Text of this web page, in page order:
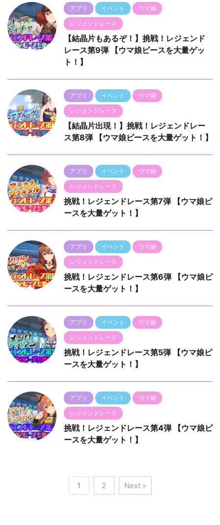
アプリ イベント ウマ娘
レジェンドレース
【結晶片もあるぞ！】挑戦！レジェンド
レース第9弾 【ウマ娘ピースを大量ゲッ
ト！】
アプリ イベント ウマ娘
レジェンドレース
【結晶片出現！】挑戦！レジェンドレー
ス第8弾 【ウマ娘ピースを大量ゲット！】
アプリ イベント ウマ娘
レジェンドレース
挑戦！レジェンドレース第7弾 【ウマ娘ピ
ースを大量ゲット！】
アプリ イベント ウマ娘
レジェンドレース
挑戦！レジェンドレース第6弾 【ウマ娘ピ
ースを大量ゲット！】
アプリ イベント ウマ娘
レジェンドレース
挑戦！レジェンドレース第5弾 【ウマ娘ピ
ースを大量ゲット！】
アプリ イベント ウマ娘
レジェンドレース
挑戦！レジェンドレース第4弾 【ウマ娘ピ
ースを大量ゲット！】
1 2 Next »